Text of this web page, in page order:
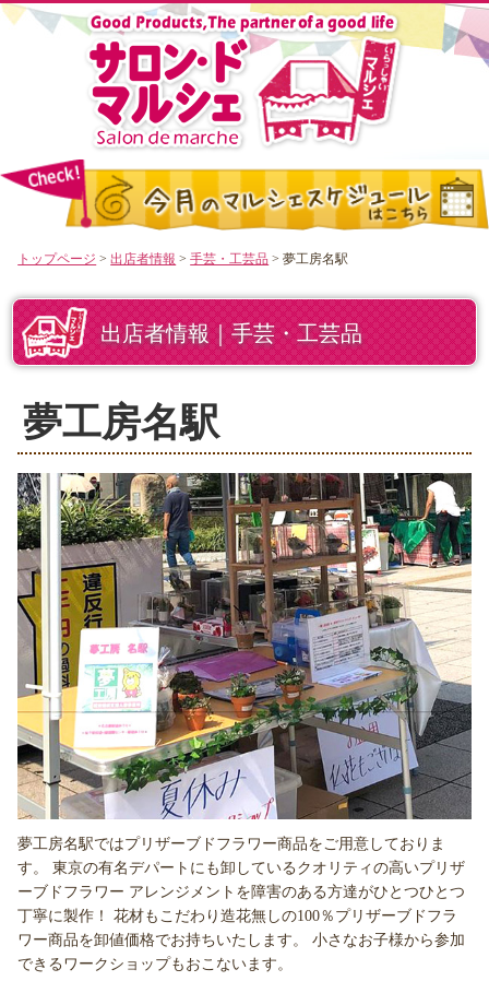
トップページ >出店者情報 >手芸・工芸品 > 夢工房名駅
出店者情報｜手芸・工芸品
夢工房名駅
夢工房名駅ではプリザーブドフラワー商品をご用意しておりま
す。 東京の有名デパートにも卸しているクオリティの高いプリザ
ーブドフラワー アレンジメントを障害のある方達がひとつひとつ
丁寧に製作！ 花材もこだわり造花無しの100％プリザーブドフラ
ワー商品を卸値価格でお持ちいたします。 小さなお子様から参加
できるワークショップもおこないます。